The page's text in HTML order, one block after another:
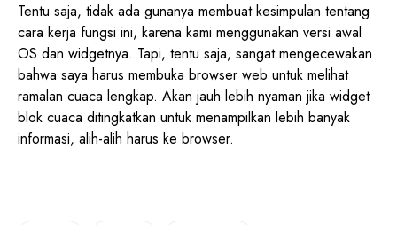
Tentu saja, tidak ada gunanya membuat kesimpulan tentang
cara kerja fungsi ini, karena kami menggunakan versi awal
OS dan widgetnya. Tapi, tentu saja, sangat mengecewakan
bahwa saya harus membuka browser web untuk melihat
ramalan cuaca lengkap. Akan jauh lebih nyaman jika widget
blok cuaca ditingkatkan untuk menampilkan lebih banyak
informasi, alih-alih harus ke browser.